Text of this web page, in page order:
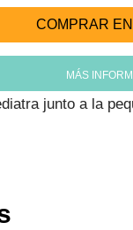
COMPRAR
MÁS
junto a la